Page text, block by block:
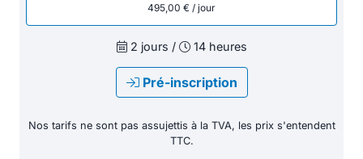
495,00 € / jour
2 jours / 14 heures
Pré-inscription
Nos tarifs ne sont pas assujettis à la TVA, les prix s'entendent
TTC.